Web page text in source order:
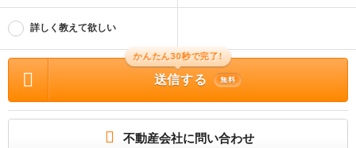
100513913243
※お問い合わせの際には、担当者へ物件管理番号をお伝えください。
物件の所在地 : 大阪府大阪市東住吉区杭全８ / 交通の利便 : ＪＲ関西本線/東部市場
前駅 歩7分、ＪＲ関西本線/平野駅 歩14分、近鉄南大阪線/北田辺駅 歩16分 / 面積 :
30.27m² / 築年月 : 2018年07月 / 賃料 : 5.65万円 / 管理費又は共益費等 : 4,300
円 / 礼金等 : 無料 / 敷金 : 無料、保証金等 : －、 償却、敷引 : － / 住宅総合保険等
の損害保険料 : 1.5万円2年 / その他 : 巡回管理 合計5.17万円（内訳：更新事務手
数料(1年)(税込)0.77万円/鍵交換費用(税込)1.1万円/ルームクリーニング費用(税込)
人気のシリーズ物件です♪
詳しく教えて欲しい
かんたん30秒で完了!
送信する 無料
不動産会社に問い合わせ